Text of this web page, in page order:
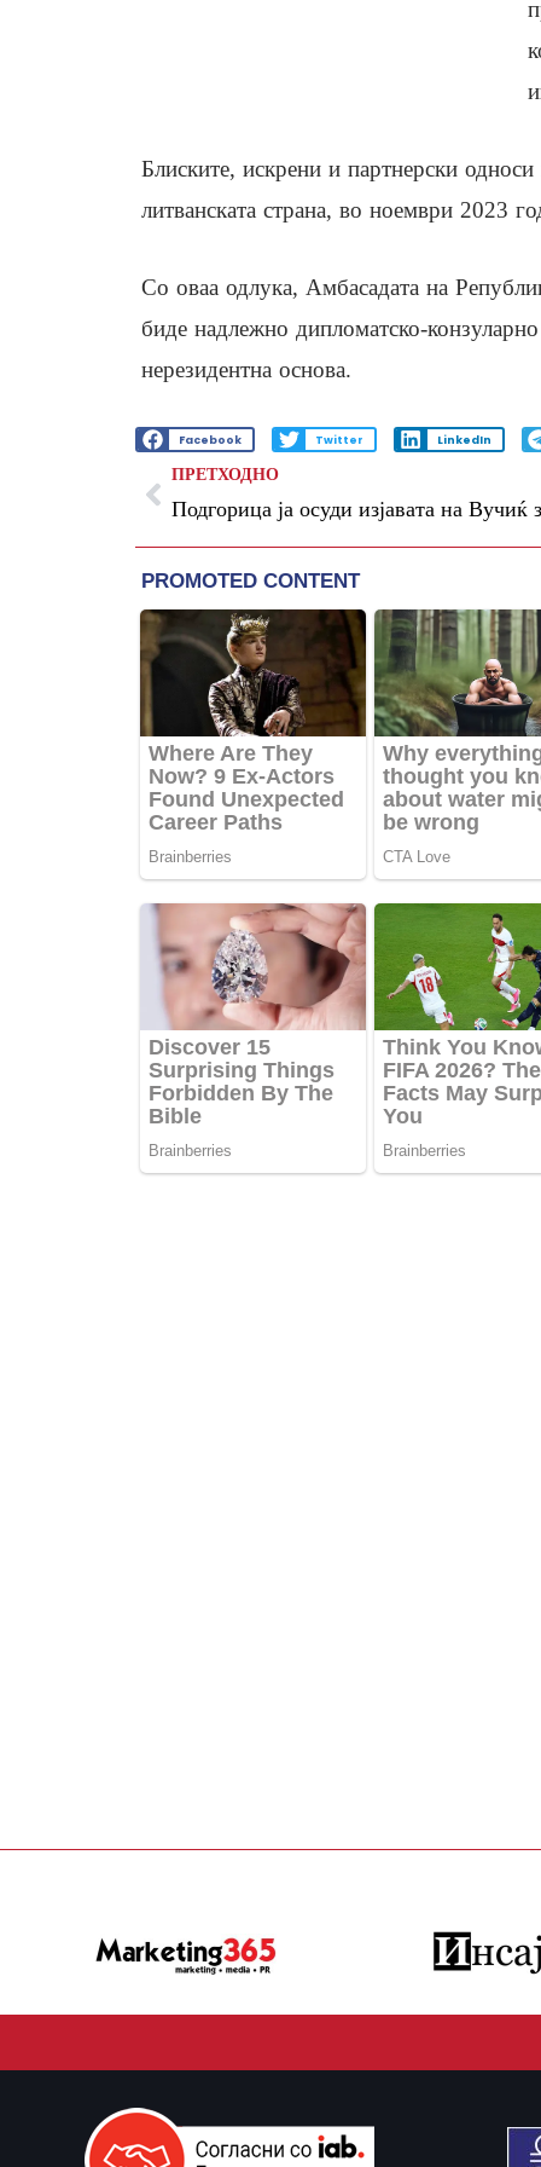
Блиските, искрени и партнерски
литванската страна, во ноември 2023
Со оваа одлука, Амбасадата на
биде надлежно дипломатско-
нерезидентна основа.
Facebook Twitter LinkedIn
ПРЕТХОДНО